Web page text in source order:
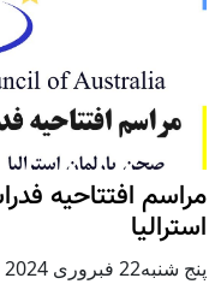
مراسم افتتاحیه
استرالیا
پنج شنبه22 فبروری 2024